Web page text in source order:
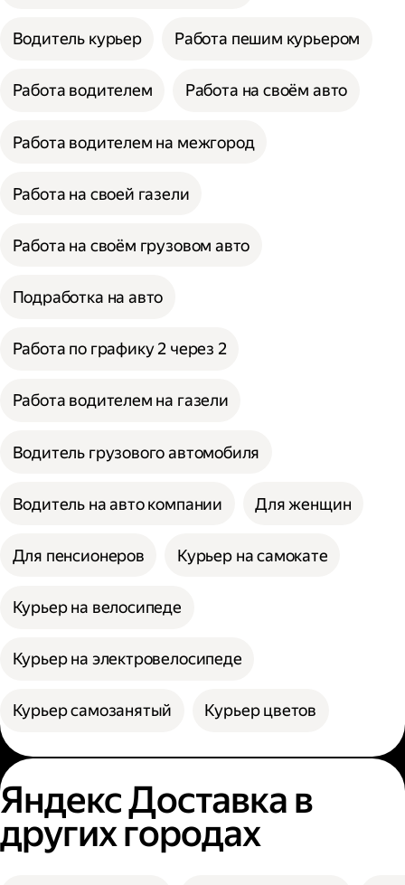
Водитель курьер Работа пешим курьером
Работа водителем Работа на своём авто
Работа водителем на межгород
Работа на своей газели
Работа на своём грузовом авто
Подработка на авто
Работа по графику 2 через 2
Работа водителем на газели
Водитель грузового автомобиля
Водитель на авто компании Для женщин
Для пенсионеров Курьер на самокате
Курьер на велосипеде
Курьер на электровелосипеде
Курьер самозанятый Курьер цветов
Яндекс Доставка в
других городах